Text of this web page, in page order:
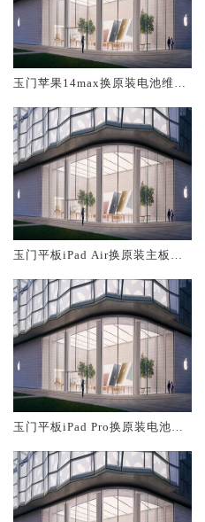
玉门苹果14max换原装电池维修
玉门平板iPad Air换原装主板维
玉门平板iPad Pro换原装电池维